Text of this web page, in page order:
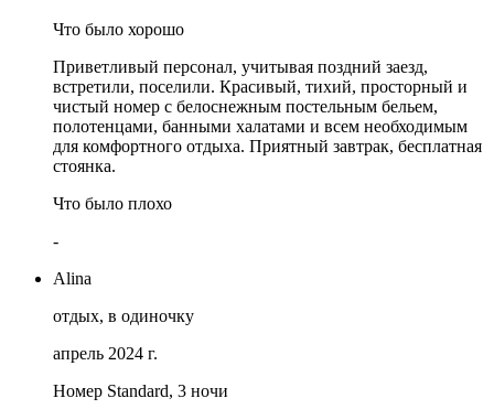
Что было хорошо
Приветливый персонал, учитывая поздний заезд,
встретили, поселили. Красивый, тихий, просторный и
чистый номер с белоснежным постельным бельем,
полотенцами, банными халатами и всем необходимым
для комфортного отдыха. Приятный завтрак, бесплатная
стоянка.
Что было плохо
-
Alina
отдых, в одиночку
апрель 2024 г.
Номер Standard, 3 ночи